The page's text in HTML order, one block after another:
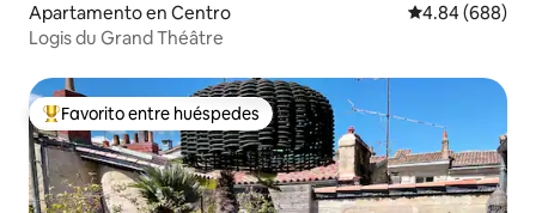
Apartamento en Centro Calificación
4.84 (688)
Logis du Grand Théâtre
Favorito entre huéspedes preferido
Favorito entre huéspedes